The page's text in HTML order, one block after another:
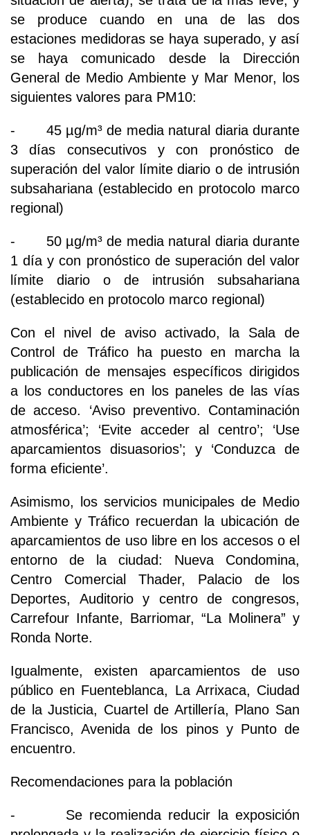
se produce cuando en una de las dos
estaciones medidoras se haya superado, y así
se haya comunicado desde la Dirección
General de Medio Ambiente y Mar Menor, los
siguientes valores para PM10:
- 45 µg/m³ de media natural diaria durante
3 días consecutivos y con pronóstico de
superación del valor límite diario o de intrusión
subsahariana (establecido en protocolo marco
regional)
- 50 µg/m³ de media natural diaria durante
1 día y con pronóstico de superación del valor
límite diario o de intrusión subsahariana
(establecido en protocolo marco regional)
Con el nivel de aviso activado, la Sala de
Control de Tráfico ha puesto en marcha la
publicación de mensajes específicos dirigidos
a los conductores en los paneles de las vías
de acceso. ‘Aviso preventivo. Contaminación
atmosférica’; ‘Evite acceder al centro’; ‘Use
aparcamientos disuasorios’; y ‘Conduzca de
forma eficiente’.
Asimismo, los servicios municipales de Medio
Ambiente y Tráfico recuerdan la ubicación de
aparcamientos de uso libre en los accesos o el
entorno de la ciudad: Nueva Condomina,
Centro Comercial Thader, Palacio de los
Deportes, Auditorio y centro de congresos,
Carrefour Infante, Barriomar, “La Molinera” y
Ronda Norte.
Igualmente, existen aparcamientos de uso
público en Fuenteblanca, La Arrixaca, Ciudad
de la Justicia, Cuartel de Artillería, Plano San
Francisco, Avenida de los pinos y Punto de
encuentro.
Recomendaciones para la población
- Se recomienda reducir la exposición